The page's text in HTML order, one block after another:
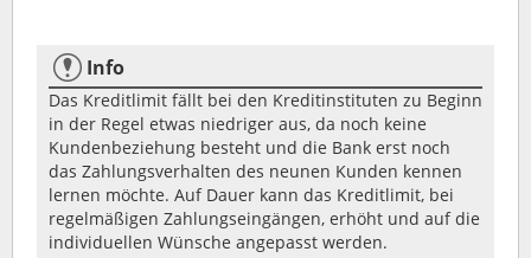
Info
Das Kreditlimit fällt bei den Kreditinstituten zu Beginn
in der Regel etwas niedriger aus, da noch keine
Kundenbeziehung besteht und die Bank erst noch
das Zahlungsverhalten des neunen Kunden kennen
lernen möchte. Auf Dauer kann das Kreditlimit, bei
regelmäßigen Zahlungseingängen, erhöht und auf die
individuellen Wünsche angepasst werden.